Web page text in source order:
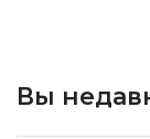
Вы